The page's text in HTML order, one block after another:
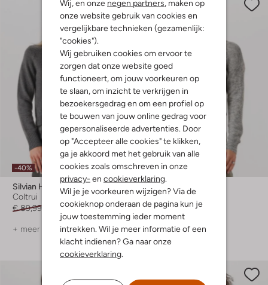
Wij, en onze negen partners , maken op
onze website gebruik van cookies en
vergelijkbare technieken (gezamenlijk:
"cookies").
Wij gebruiken cookies om ervoor te
zorgen dat onze website goed
functioneert, om jouw voorkeuren op
te slaan, om inzicht te verkrijgen in
bezoekersgedrag en om een profiel op
te bouwen van jouw online gedrag voor
gepersonaliseerde advertenties. Door
op "Accepteer alle cookies" te klikken,
ga je akkoord met het gebruik van alle
cookies zoals omschreven in onze
privacy- en cookieverklaring
Wil je je voorkeuren wijzigen? Via de
cookieknop onderaan de pagina kun je
jouw toestemming ieder moment
intrekken. Wil je meer informatie of een
klacht indienen? Ga naar onze
cookieverklaring
-40%
Silvian Heach
Coltrui
€ 89,99
€ 53,99
+ meer kleuren
Laatste maten
Msch Copenhagen
Trui
€ 69,99
+ meer kleuren